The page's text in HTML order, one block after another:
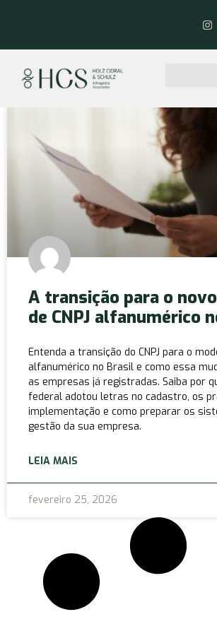
A transição para o
de CNPJ alfanumérico
Entenda a transição do CNPJ para o
alfanumérico no Brasil e como essa
as empresas já registradas. Saiba por
federal adotou letras no cadastro, os
implementação e como preparar os
gestão da sua empresa.
LEIA MAIS
fevereiro 25, 2026